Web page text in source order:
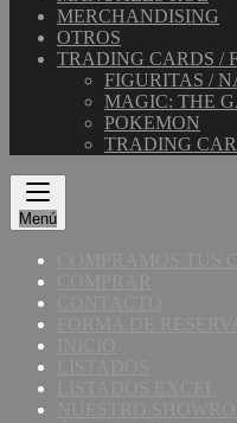
MERCHANDISING
OTROS
TRADING CARDS /
FIGURITAS /
MAGIC: THE
POKEMON
TRADING
Menú